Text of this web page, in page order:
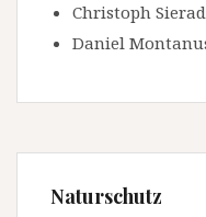
Christoph
Daniel
Naturschutz